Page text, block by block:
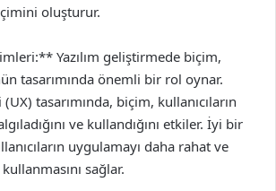
oluşturur.
Yazılım geliştirmede biçim,
tasarımında önemli bir rol oynar.
tasarımında, biçim, kullanıcıların
ve kullandığını etkiler. İyi bir
uygulamayı daha rahat ve
sağlar.